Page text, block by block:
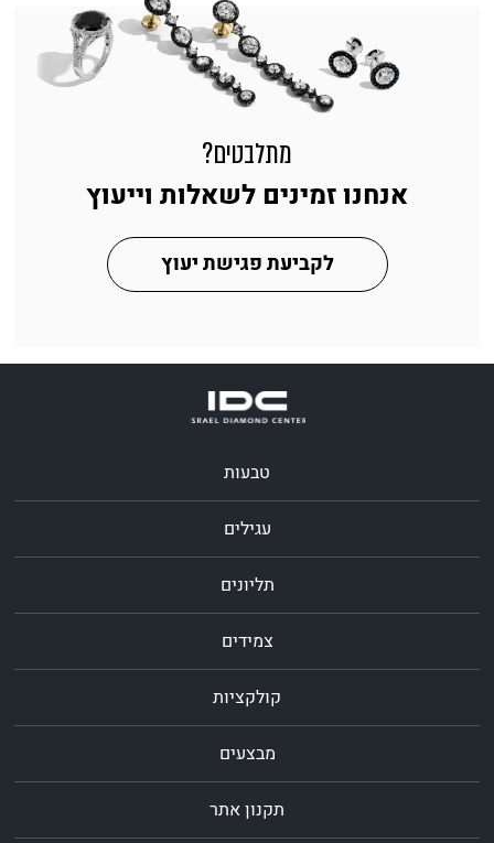
מתלבטים?
אנחנו זמינים לשאלות וייעוץ
לקביעת פגישת יעוץ
טבעות
עגילים
תליונים
צמידים
קולקציות
מבצעים
תקנון אתר